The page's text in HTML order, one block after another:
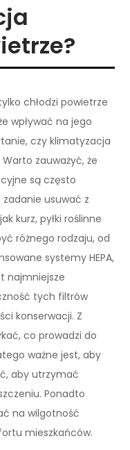
chłodzi powietrze
wpływać na jego
czy klimatyzacja
zauważyć, że
są często
usuwać z
kurz, pyłki roślinne
różnego rodzaju, od
systemy HEPA,
najmniejsze
tych filtrów
konserwacji. Z
co prowadzi do
ważne jest, aby
aby utrzymać
Ponadto
na wilgotność
mieszkańców.